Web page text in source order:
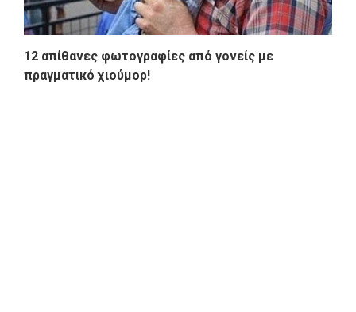
12 απίθανες φωτογραφίες από γονείς με
πραγματικό χιούμορ!